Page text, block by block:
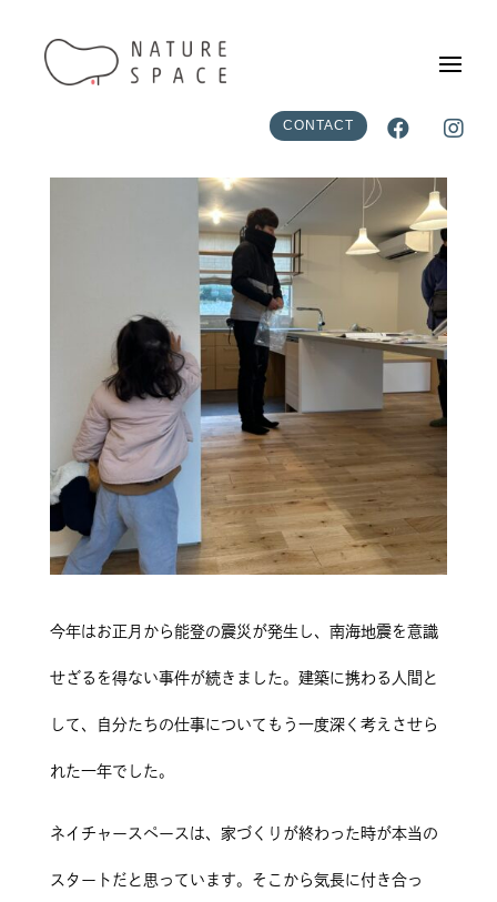
CONTACT  
今年はお正月から能登の震災が発生し、南海地震を意識
せざるを得ない事件が続きました。建築に携わる人間と
して、自分たちの仕事についてもう一度深く考えさせら
れた一年でした。
ネイチャースペースは、家づくりが終わった時が本当の
スタートだと思っています。そこから気長に付き合っ